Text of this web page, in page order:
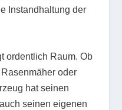
Instandhaltung der
ordentlich Raum. Ob
oder
hat seinen
seinen eigenen